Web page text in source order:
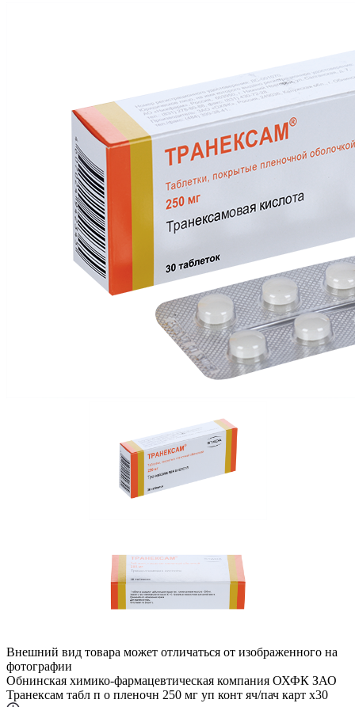
Внешний вид товара может отличаться от изображенного на
фотографии
Обнинская химико-фармацевтическая компания ОХФК ЗАО
Транексам табл п о пленочн 250 мг уп конт яч/пач карт x30